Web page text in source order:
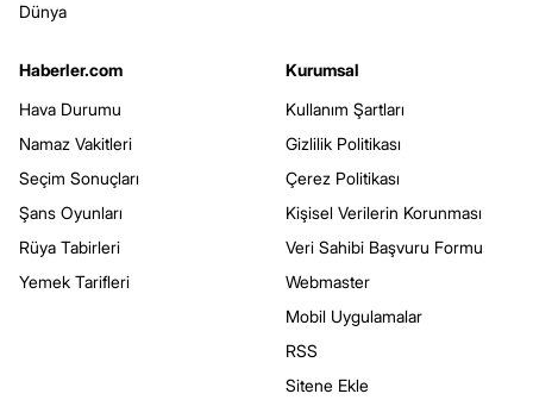
Dünya
Haberler.com
Hava Durumu
Namaz Vakitleri
Seçim Sonuçları
Şans Oyunları
Rüya Tabirleri
Yemek Tarifleri
Kurumsal
Kullanım Şartları
Gizlilik Politikası
Çerez Politikası
Kişisel Verilerin Korunması
Veri Sahibi Başvuru Formu
Webmaster
Mobil Uygulamalar
RSS
Sitene Ekle